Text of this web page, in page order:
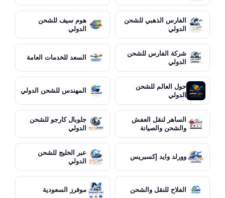
الفارس الذهبي للشحن
الدولي
هوم سيف للشحن
الدولي
شركة الفارس للشحن
الدولي
السعد للخدمات العامة
حول العالم للشحن
الدولي
المهندس للشحن الدولي
الساهر لنقل العفش
والشحن والصيانة
جلوبال كارجو للشحن
الدولي
وورلد وايد إكسبريس
عبر الخليج للشحن
الدولي
الفلاح للنقل والشحن موفرز السعودية